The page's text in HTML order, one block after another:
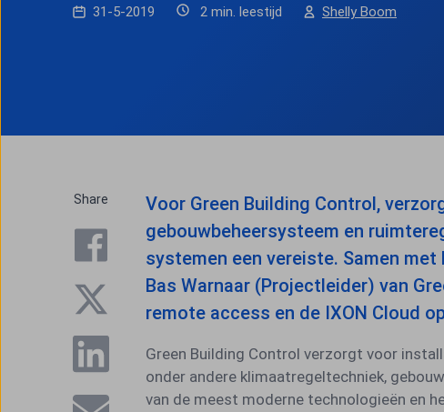
31-5-2019 2 min. leestijd Shelly Boom
Share
Voor Green Building Control,
gebouwbeheersysteem en
systemen een vereiste. Samen
Bas Warnaar (Projectleider) van
remote access en de IXON Cloud
Green Building Control verzorgt voor
onder andere klimaatregeltechniek,
van de meest moderne technologieën en